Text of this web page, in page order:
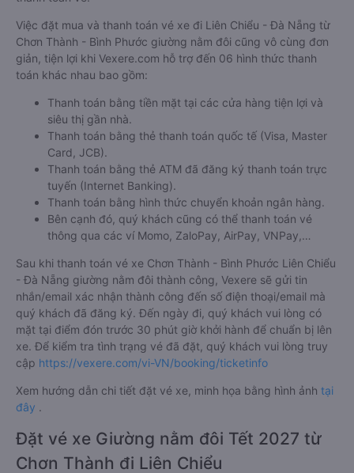
Việc đặt mua và thanh toán vé xe đi Liên Chiểu - Đà Nẵng từ
Chơn Thành - Bình Phước giường nằm đôi cũng vô cùng đơn
giản, tiện lợi khi Vexere.com hỗ trợ đến 06 hình thức thanh
toán khác nhau bao gồm:
Thanh toán bằng tiền mặt tại các cửa hàng tiện lợi và
siêu thị gần nhà.
Thanh toán bằng thẻ thanh toán quốc tế (Visa, Master
Card, JCB).
Thanh toán bằng thẻ ATM đã đăng ký thanh toán trực
tuyến (Internet Banking).
Thanh toán bằng hình thức chuyển khoản ngân hàng.
Bên cạnh đó, quý khách cũng có thể thanh toán vé
thông qua các ví Momo, ZaloPay, AirPay, VNPay,…
Sau khi thanh toán vé xe Chơn Thành - Bình Phước Liên Chiểu
- Đà Nẵng giường nằm đôi thành công, Vexere sẽ gửi tin
nhắn/email xác nhận thành công đến số điện thoại/email mà
quý khách đã đăng ký. Đến ngày đi, quý khách vui lòng có
mặt tại điểm đón trước 30 phút giờ khởi hành để chuẩn bị lên
xe. Để kiểm tra tình trạng vé đã đặt, quý khách vui lòng truy
cập https://vexere.com/vi-VN/booking/ticketinfo
Xem hướng dẫn chi tiết đặt vé xe, minh họa bằng hình ảnh tại
đây .
Đặt vé xe Giường nằm đôi Tết 2027 từ
Chơn Thành đi Liên Chiểu